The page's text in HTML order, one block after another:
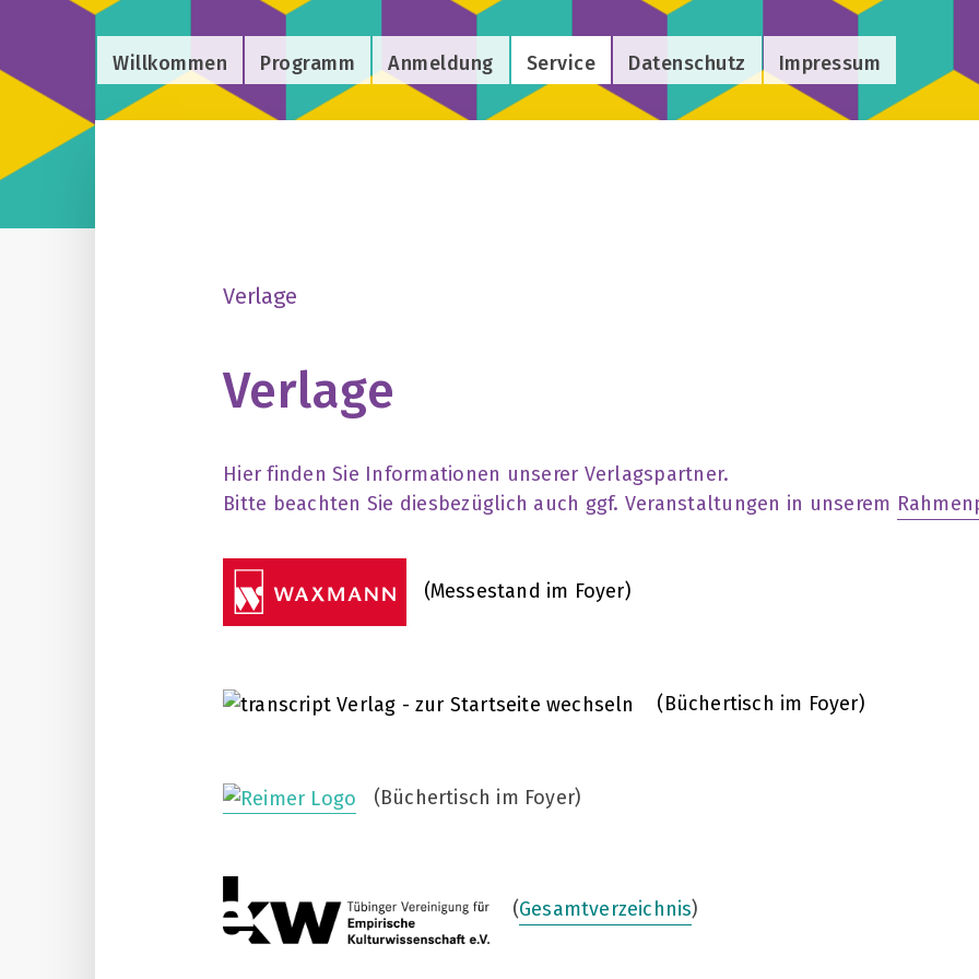
Willkommen Programm Anmeldung Service Datenschutz Impressum
Verlage
Verlage
Hier finden Sie Informationen unserer Verlagspartner.
Bitte beachten Sie diesbezüglich auch ggf. Veranstaltungen in unserem
(Messestand im Foyer)
(Büchertisch im Foyer)
(Büchertisch im Foyer)
(Gesamtverzeichnis)